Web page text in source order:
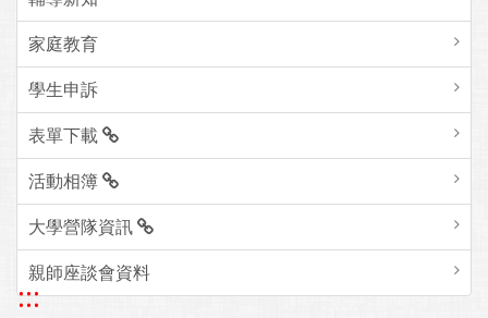
家庭教育
學生申訴
表單下載
活動相簿
大學營隊資訊
親師座談會資料
:::